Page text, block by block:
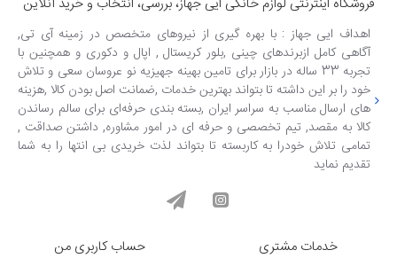
اهداف ایی جهاز : با بهره گیری از نیروهای متخصص در زمینه آی تی,
آگاهی کامل ازبرندهای چینی ,بلور کریستال , اپال و دکوری و همچنین با
تجربه 33 ساله در بازار برای تامین بهینه جهیزیه نو عروسان سعی و تلاش
خود را بر این داشته تا بتواند بهترین خدمات ,ضمانت اصل بودن کالا ,هزینه
های ارسال مناسب به سراسر ایران ,بسته بندی حرفه‌ای برای سالم رساندن
کالا به مقصد, تیم تخصصی و حرفه ای در امور مشاوره, داشتن صداقت ,
تمامی تلاش خودرا به کاربسته تا بتواند لذت خریدی بی انتها را به شما
تقدیم نماید
خدمات مشتری حساب کاربری من